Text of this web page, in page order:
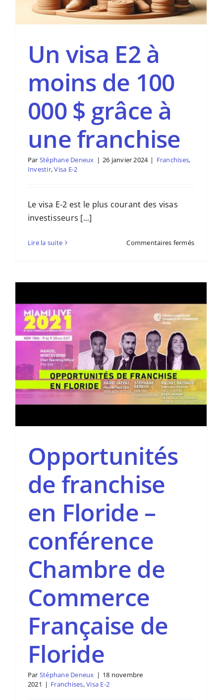
Un visa E2 à
moins de 100
000 $ grâce à
une franchise
Par Stéphane Deneux | 26 janvier 2024 | Franchises,
Investir,Visa E-2
Le visa E-2 est le plus courant des visas
investisseurs [...]
Lire la suite Commentaires ferméssur
de
100
à
une
franchise
Opportunités
de franchise
en Floride –
conférence
Chambre de
Commerce
Française de
Floride
Par Stéphane Deneux | 18 novembre
2021 | Franchises,Visa E-2